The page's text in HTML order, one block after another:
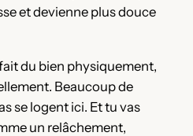
et devienne plus douce
du bien physiquement,
Beaucoup de
se logent ici. Et tu vas
un relâchement,